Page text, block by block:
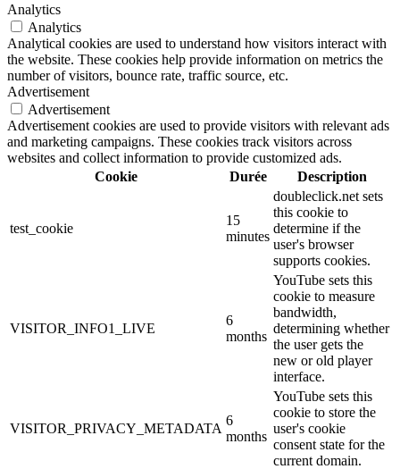
Analytics
Analytics
Analytical cookies are used to understand how visitors interact with
the website. These cookies help provide information on metrics the
number of visitors, bounce rate, traffic source, etc.
Advertisement
Advertisement
Advertisement cookies are used to provide visitors with relevant ads
and marketing campaigns. These cookies track visitors across
websites and collect information to provide customized ads.
Cookie
Durée Description
test_cookie
15
minutes
doubleclick.net sets
this cookie to
determine if the
user's browser
supports cookies.
VISITOR_INFO1_LIVE
6
months
YouTube sets this
cookie to measure
bandwidth,
determining whether
the user gets the
new or old player
interface.
VISITOR_PRIVACY_METADATA
6
months
YouTube sets this
cookie to store the
user's cookie
consent state for the
current domain.